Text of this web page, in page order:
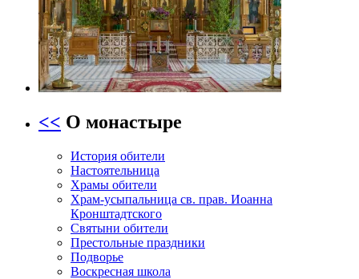
<< О монастыре
История обители
Настоятельница
Храмы обители
Храм-усыпальница св. прав. Иоанна
Кронштадтского
Святыни обители
Престольные праздники
Подворье
Воскресная школа